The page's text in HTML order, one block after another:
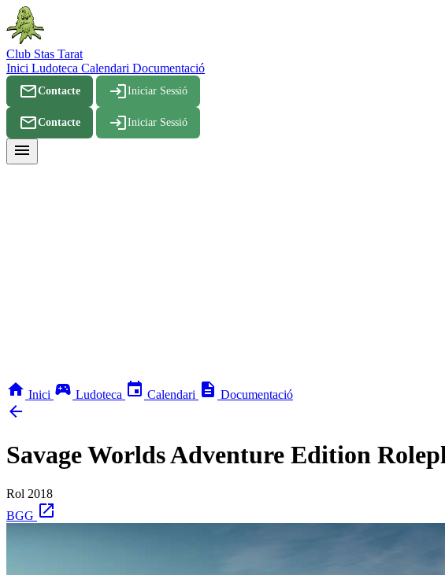
Club Stas Tarat
Inici Ludoteca Calendari Documentació
mail_outlineContacte loginIniciar Sessió
mail_outlineContacte loginIniciar Sessió
menu
home Inici sports_esports Ludoteca event Calendari description Documentació
arrow_back
Savage Worlds Adventure Edition
Rol 2018
BGG open_in_new